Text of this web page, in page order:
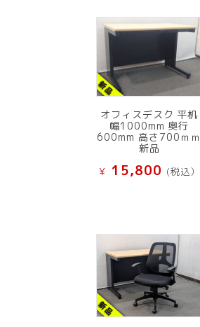
オフィスデスク 平机
幅1000mm 奥行
600mm 高さ700ｍｍ
新品
¥ 15,800 (税込）